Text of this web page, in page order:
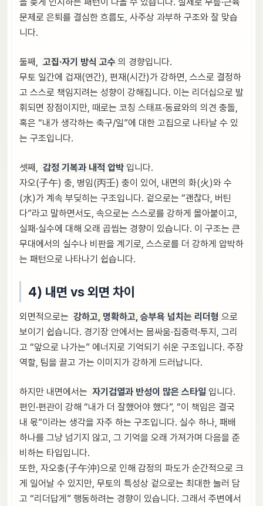
문제로 은퇴를 결심한 흐름도, 사주상 과부하 구조와 잘 맞습
니다.
둘째, 고집·자기 방식 고수 의 경향입니다.
무토 일간에 겁재(연간), 편재(시간)가 강하면, 스스로 결정하
고 스스로 책임지려는 성향이 강해집니다. 이는 리더십으로 발
휘되면 장점이지만, 때로는 코칭 스태프·동료와의 의견 충돌,
혹은 “내가 생각하는 축구/일”에 대한 고집으로 나타날 수 있
는 구조입니다.
셋째, 감정 기복과 내적 압박 입니다.
자오(子午) 충, 병임(丙壬) 충이 있어, 내면의 화(火)와 수
(水)가 계속 부딪히는 구조입니다. 겉으로는 “괜찮다, 버틴
다”라고 말하면서도, 속으로는 스스로를 강하게 몰아붙이고,
실패·실수에 대해 오래 곱씹는 경향이 있습니다. 이 구조는 큰
무대에서의 실수나 비판을 계기로, 스스로를 더 강하게 압박하
는 패턴으로 나타나기 쉽습니다.
4) 내면 vs 외면 차이
외면적으로는 강하고, 명확하고, 승부욕 넘치는 리더형 으로
보이기 쉽습니다. 경기장 안에서는 몸싸움·집중력·투지, 그리
고 “앞으로 나가는” 에너지로 기억되기 쉬운 구조입니다. 주장
역할, 팀을 끌고 가는 이미지가 강하게 드러납니다.
하지만 내면에서는 자기검열과 반성이 많은 스타일 입니다.
편인·편관이 강해 “내가 더 잘했어야 했다”, “이 책임은 결국
내 몫”이라는 생각을 자주 하는 구조입니다. 실수 하나, 패배
하나를 그냥 넘기지 않고, 그 기억을 오래 가져가며 다음을 준
비하는 타입입니다.
또한, 자오충(子午沖)으로 인해 감정의 파도가 순간적으로 크
게 일어날 수 있지만, 무토의 특성상 겉으로는 최대한 눌러 담
고 “리더답게” 행동하려는 경향이 있습니다. 그래서 주변에서